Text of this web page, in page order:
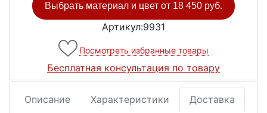
Выбрать материал и цвет от 18 450 руб.
Артикул:9931
Посмотреть избранные товары
Бесплатная консультация по товару
Описание Характеристики Доставка